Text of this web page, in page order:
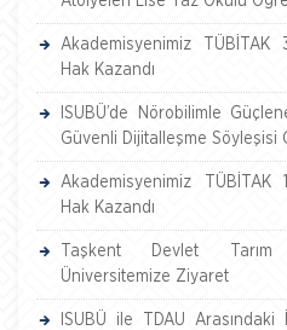
Akademisyenimiz TÜBİTAK
Hak Kazandı
ISUBÜ’de Nörobilimle
Güvenli Dijitalleşme Söyleşisi
Akademisyenimiz TÜBİTAK
Hak Kazandı
Taşkent Devlet Tarım
Üniversitemize Ziyaret
ISUBÜ ile TDAU